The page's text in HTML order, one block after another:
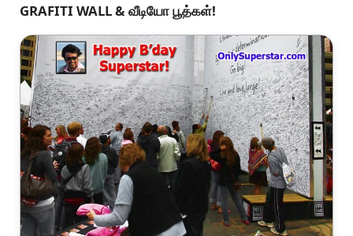
GRAFITI WALL & வீடியோ பூத்கள்!